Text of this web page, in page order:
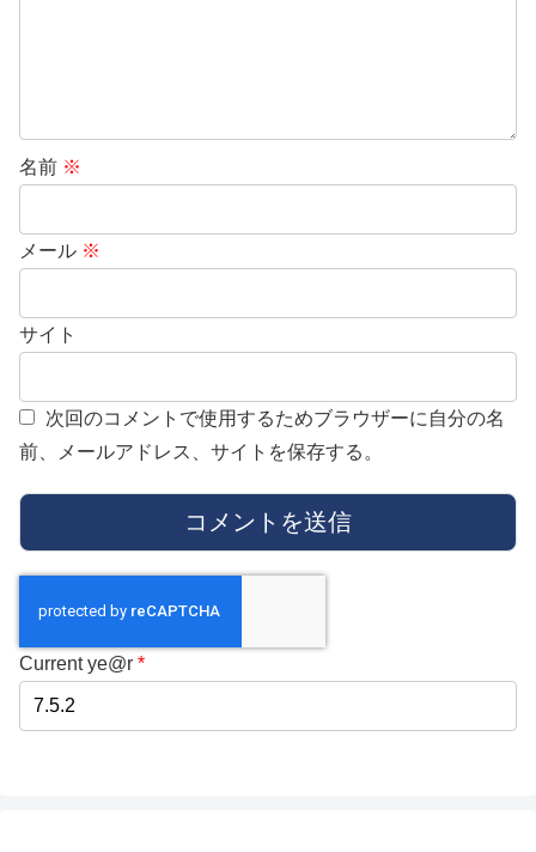
名前 ※
メール ※
サイト
次回のコメントで使用するためブラウザーに自分の名
前、メールアドレス、サイトを保存する。
Current ye@r *